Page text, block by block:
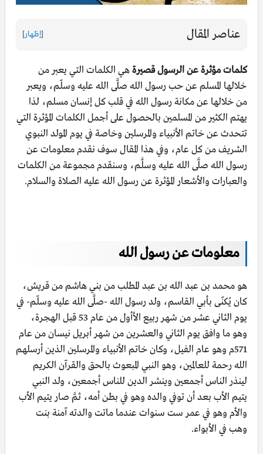
عناصر المقال [إظهار]
كلمات مؤثرة عن الرسول قصيرةهي الكلمات التي يعبر من
خلالها المسلم عن حب رسول الله صلَّى الله عليه وسلّم، ويعبر
من خلالها عن مكانة رسول الله في قلب كل إنسان مسلم، لذا
يهتم الكثير من المسلمين بالحصول على أجمل الكلمات المؤثرة التي
تتحدث عن خاتم الأنبياء والمرسلين وخاصة في يوم المولد النبوي
الشريف من كل عام، وفي هذا المقال سوف نقدم معلومات عن
رسول الله صلَّى الله عليه وسلَّم، وسنقدم مجموعة من الكلمات
والعبارات والأشعار المؤثرة عن رسول الله عليه الصلاة والسلام.
معلومات عن رسول الله
هو محمد بن عبد الله بن عبد المطلب من بني هاشم من قريش،
كان يُكنّى بأبي القاسم، ولد رسول الله -صلَّى الله عليه وسلّم- في
يوم الثاني عشر من شهر ربيع الأأول من عام 53 قبل الهجرة،
وهو ما وافق يوم الثاني والعشرين من شهر أبريل نيسان من عام
571م وهو عام الفيل، وكان خاتم الأنبياء والمرسلين الذين أرسلهم
الله رحمة للعالمين، وهو النبي المبعوث بالحق والقرآن الكريم
لينذر الناس أجمعين وينشر الدين للناس أجمعين، ولد النبي
يتيم الأب بعد أن توفي والده وهو في بطن أمه، ثمَّ صار يتيم الأب
والأم وهو في عمر ست سنوات عندما ماتت والدته آمنة بنت
وهب في الأبواء.